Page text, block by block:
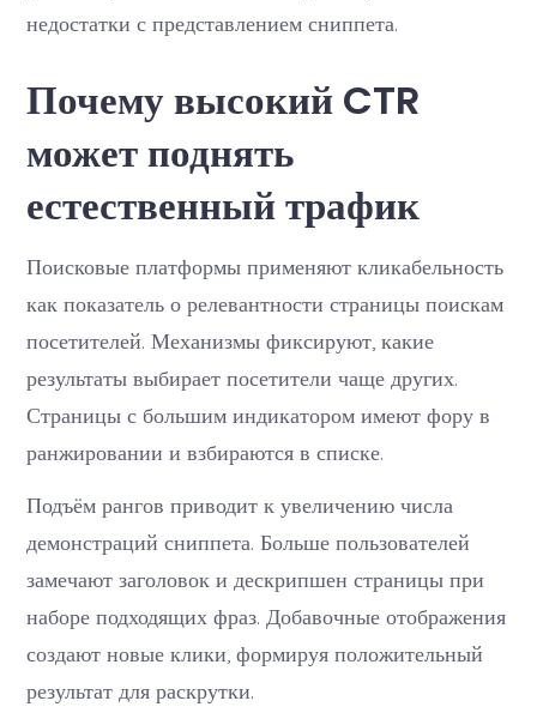
недостатки с представлением сниппета.
Почему высокий CTR
может поднять
естественный трафик
Поисковые платформы применяют кликабельность
как показатель о релевантности страницы поискам
посетителей. Механизмы фиксируют, какие
результаты выбирает посетители чаще других.
Страницы с большим индикатором имеют фору в
ранжировании и взбираются в списке.
Подъём рангов приводит к увеличению числа
демонстраций сниппета. Больше пользователей
замечают заголовок и дескрипшен страницы при
наборе подходящих фраз. Добавочные отображения
создают новые клики, формируя положительный
результат для раскрутки.